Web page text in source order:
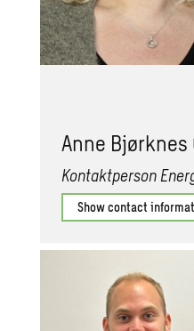
Anne
Kontaktperson
Show contact